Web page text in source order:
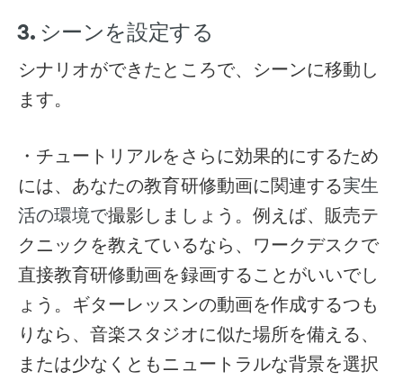
3. シーンを設定する
シナリオができたところで、シーンに移動し
ます。
・チュートリアルをさらに効果的にするため
には、あなたの教育研修動画に関連する実生
活の環境で撮影しましょう。例えば、販売テ
クニックを教えているなら、ワークデスクで
直接教育研修動画を録画することがいいでし
ょう。ギターレッスンの動画を作成するつも
りなら、音楽スタジオに似た場所を備える、
または少なくともニュートラルな背景を選択